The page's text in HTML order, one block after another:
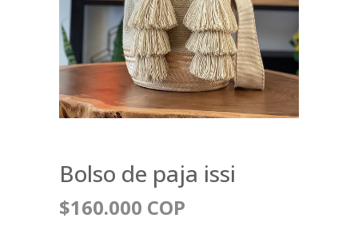
Bolso de paja issi
$160.000 COP